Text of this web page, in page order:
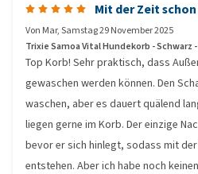
Mit der Zeit
Von Mar,Samstag 29 November 2025
Trixie Samoa Vital Hundekorb - Schwarz -
Top Korb! Sehr praktisch, dass
gewaschen werden können. Den
waschen, aber es dauert quälend
liegen gerne im Korb. Der einzige
bevor er sich hinlegt, sodass mit
entstehen. Aber ich habe noch